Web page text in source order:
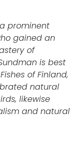
prominent
gained an
of
is best
of Finland,
natural
likewise
and natural